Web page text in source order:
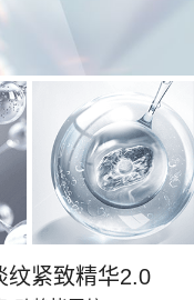
纹紧致精华2.0